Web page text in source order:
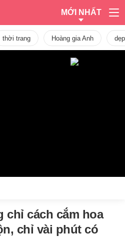
MỚI NHẤT
thời trang Hoàng gia Anh dẹp
chỉ cách cắm hoa
chỉ vài phút có